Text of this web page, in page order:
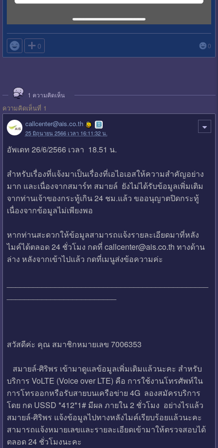
 0 0
1 ความคิดเห็น
ความคิดเห็นที่ 1
callcenter@ais.co.th
25 มิถุนายน 2566 เวลา 16:11:32 น.
อัพเดท 26/6/2566 เวลา 18.51 น.
สำหรับเรื่องที่แจ้งมาเป็นเรื่องที่เอไอเอสให้ความสำคัญอย่าง
มาก และเนื่องจากสมาร์ท สมายล์ ยังไม่ได้รับข้อมูลเพิ่มเติม
จากท่านเจ้าของกระทู้เกิน 24 ชม.แล้ว ขออนุญาตปิดกระทู้
เนื่องจากข้อมูลไม่เพียงพอ
หากท่านสะดวกให้ข้อมูลสามารถแจ้งรายละเอียดมาที่หลัง
ไมค์ได้ตลอด 24 ชั่วโมง กดที่ callcenter@ais.co.th ทางด้าน
ล่าง หลังจากเข้าไปแล้ว กดที่เมนูส่งข้อความค่ะ
สวัสดีค่ะ คุณ สมาชิกหมายเลข 7006353
สมายล์-ศิริพร เข้ามาดูแลข้อมูลเพิ่มเติมแล้วนะคะ สำหรับ
บริการ VoLTE (Voice over LTE) คือ การใช้งานโทรศัพท์ใน
การโทรออกหรือรับสายบนเครือข่าย 4G ลองสมัครบริการ
โดย กด USSD *412*1# มีผล ภายใน 2 ชั่วโมง อย่างไรแล้ว
สมายล์-ศิริพร แจ้งข้อมูลไปทางหลังไมค์เรียบร้อยแล้วนะคะ
สามารถแจ้งหมายเลขและรายละเอียดเข้ามาให้ตรวจสอบได้
ตลอด 24 ชั่วโมงนะคะ